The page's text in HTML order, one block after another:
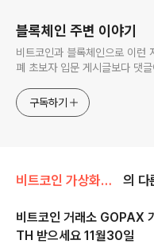
블록체인 주변 이야기
비트코인과 블록체인으로 이런
폐 초보자 입문 게시글보다 댓
구독하기
비트코인 가상화폐 거래소 의 다
비트코인 거래소 GOPAX
TH 받으세요 11월30일